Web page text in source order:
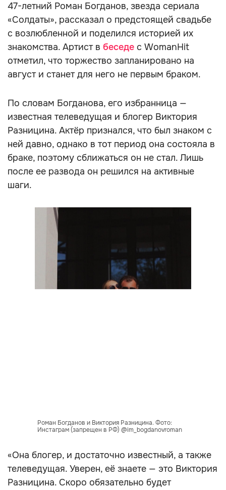
47-летний Роман Богданов, звезда сериала
«Солдаты», рассказал о предстоящей свадьбе
с возлюбленной и поделился историей их
знакомства. Артист в беседе с WomanHit
отметил, что торжество запланировано на
август и станет для него не первым браком.
По словам Богданова, его избранница —
известная телеведущая и блогер Виктория
Разницина. Актёр признался, что был знаком с
ней давно, однако в тот период она состояла в
браке, поэтому сближаться он не стал. Лишь
после ее развода он решился на активные
шаги.
Роман Богданов и Виктория Разницина. Фото:
Инстаграм (запрещен в РФ) @im_bogdanovroman
«Она блогер, и достаточно известный, а также
телеведущая. Уверен, её знаете — это Виктория
Разницина. Скоро обязательно будет